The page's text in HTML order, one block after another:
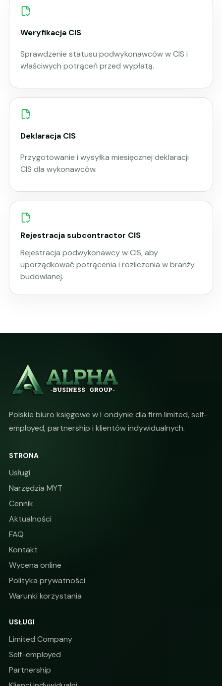
Weryfikacja CIS
Sprawdzenie statusu podwykonawców w CIS i
właściwych potrąceń przed wypłatą.
Deklaracja CIS
Przygotowanie i wysyłka miesięcznej deklaracji
CIS dla wykonawców.
Rejestracja subcontractor CIS
Rejestracja podwykonawcy w CIS, aby
uporządkować potrącenia i rozliczenia w branży
budowlanej.
Polskie biuro księgowe w Londynie dla firm limited, self-
employed, partnership i klientów indywidualnych.
STRONA
Usługi
Narzędzia MYT
Cennik
Aktualności
FAQ
Kontakt
Wycena online
Polityka prywatności
Warunki korzystania
USŁUGI
Limited Company
Self-employed
Partnership